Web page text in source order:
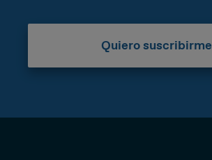
Quiero suscribirme